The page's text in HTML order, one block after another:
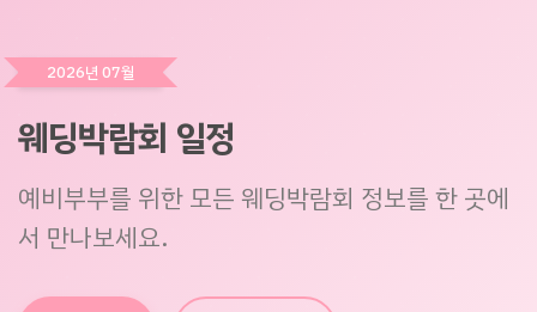
2026년 07월
웨딩박람회 일정
예비부부를 위한 모든 웨딩박람회 정보를 한 곳에
서 만나보세요.